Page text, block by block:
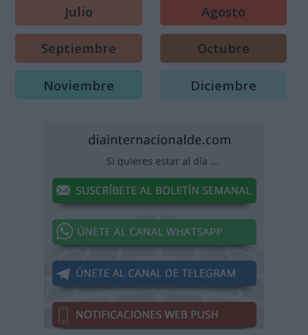
Julio Agosto
Septiembre Octubre
Noviembre Diciembre